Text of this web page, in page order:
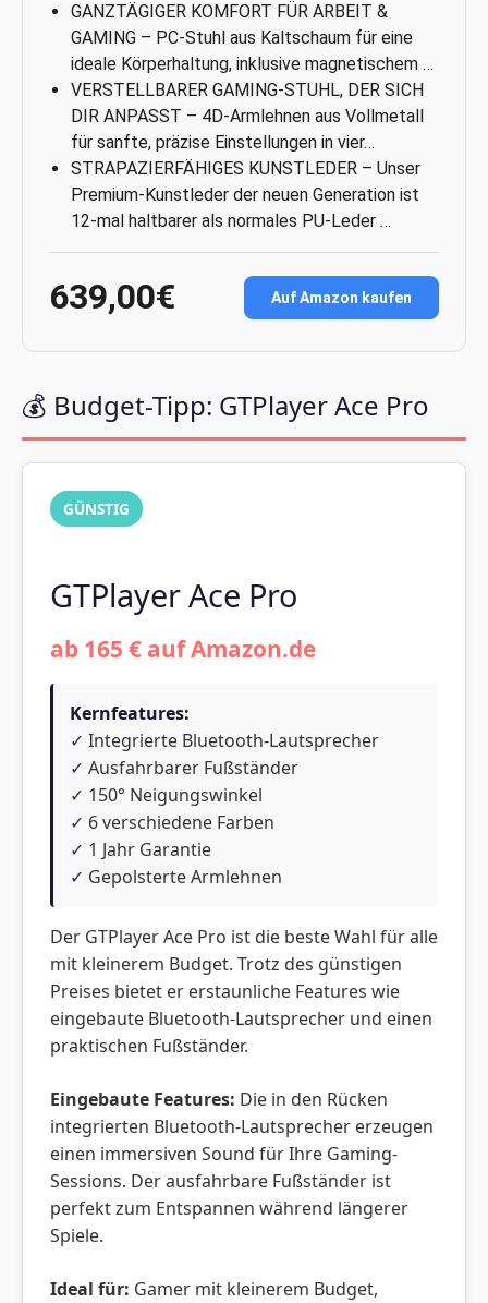
GANZTÄGIGER KOMFORT FÜR ARBEIT &
GAMING – PC-Stuhl aus Kaltschaum für eine
ideale Körperhaltung, inklusive magnetischem …
VERSTELLBARER GAMING-STUHL, DER SICH
DIR ANPASST – 4D-Armlehnen aus Vollmetall
für sanfte, präzise Einstellungen in vier…
STRAPAZIERFÄHIGES KUNSTLEDER – Unser
Premium-Kunstleder der neuen Generation ist
12-mal haltbarer als normales PU-Leder …
639,00€ Auf Amazon kaufen
💰 Budget-Tipp: GTPlayer Ace Pro
GÜNSTIG
GTPlayer Ace Pro
ab 165 € auf Amazon.de
Kernfeatures:
✓ Integrierte Bluetooth-Lautsprecher
✓ Ausfahrbarer Fußständer
✓ 150° Neigungswinkel
✓ 6 verschiedene Farben
✓ 1 Jahr Garantie
✓ Gepolsterte Armlehnen
Der GTPlayer Ace Pro ist die beste Wahl für alle
mit kleinerem Budget. Trotz des günstigen
Preises bietet er erstaunliche Features wie
eingebaute Bluetooth-Lautsprecher und einen
praktischen Fußständer.
Eingebaute Features: Die in den Rücken
integrierten Bluetooth-Lautsprecher erzeugen
einen immersiven Sound für Ihre Gaming-
Sessions. Der ausfahrbare Fußständer ist
perfekt zum Entspannen während längerer
Spiele.
Ideal für: Gamer mit kleinerem Budget,